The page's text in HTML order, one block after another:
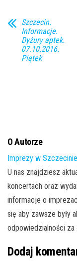
Szczecin.
Informacje.
Dyżury aptek.
07.10.2016.
Piątek
O Autorze
Imprezy w Szczecinie
U nas znajdziesz
koncertach oraz
informacje o
się aby zawsze były
odpowiedzialności za
Dodaj